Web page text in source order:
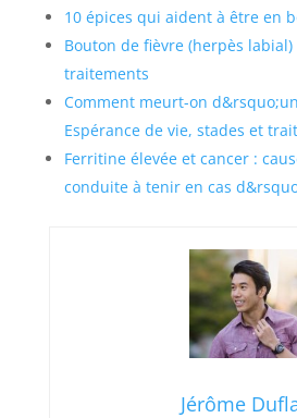
10 épices qui aident à être en
Bouton de fièvre (herpès labial)
traitements
Comment meurt-on
Espérance de vie, stades et
Ferritine élevée et cancer :
conduite à tenir en cas
Jérôme